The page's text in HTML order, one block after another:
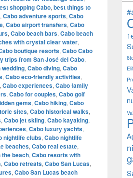
shopping Cabo, best things to
, Cabo adventure sports, Cabo
, Cabo airport transfers, Cabo
, Cabo beach bars, Cabo beach
with crystal clear water,
boutique resorts, Cabo Cabo
trips from San José del Cabo,
, Cabo diving, Cabo
, Cabo eco-friendly activities,
, Cabo experiences, Cabo family
, Cabo for couples, Cabo golf
gems, Cabo hiking, Cabo
sites, Cabo historical walks,
, Cabo jet skiing, Cabo kayaking,
, Cabo luxury yachts,
nightlife clubs, Cabo nightlife
beaches, Cabo real estate,
beach, Cabo resorts with
, Cabo retreats, Cabo San Lucas,
, Cabo San Lucas beach